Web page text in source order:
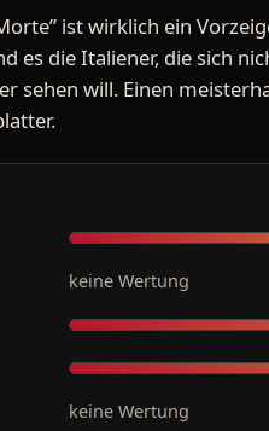
ist wirklich ein
es die Italiener, die sich
sehen will. Einen
keine Wertung
keine Wertung